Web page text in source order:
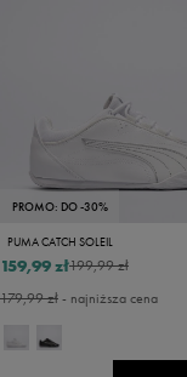
PROMO: DO -30%
PUMA CATCH SOLEIL
199,99 zł
159,99 zł
179,99 zł- najniższa cena